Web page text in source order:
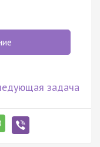
задача